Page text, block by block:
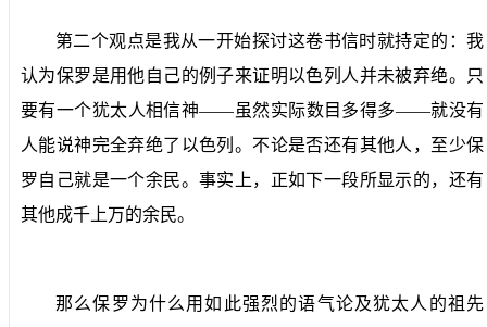
第二个观点是我从一开始探讨这卷书信时就持定的：我
认为保罗是用他自己的例子来证明以色列人并未被弃绝。只
要有一个犹太人相信神——虽然实际数目多得多——就没有
人能说神完全弃绝了以色列。不论是否还有其他人，至少保
罗自己就是一个余民。事实上，正如下一段所显示的，还有
其他成千上万的余民。
那么保罗为什么用如此强烈的语气论及犹太人的祖先